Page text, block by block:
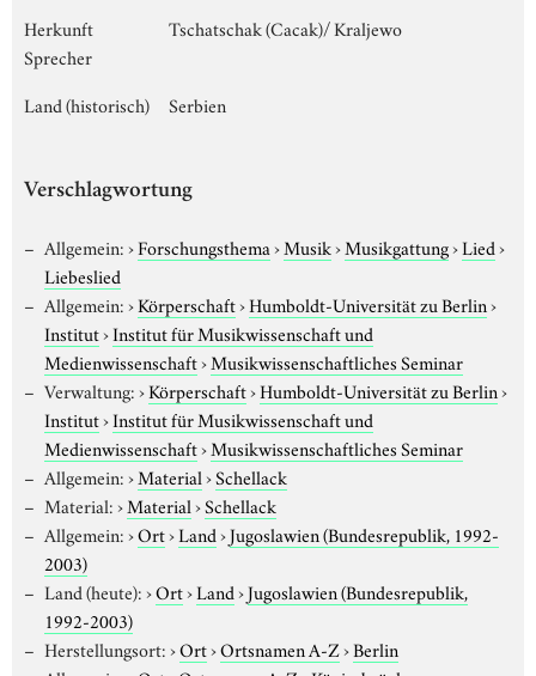
Herkunft
Sprecher
Tschatschak (Cacak)/ Kraljewo
Land (historisch) Serbien
Verschlagwortung
Allgemein:›Forschungsthema›Musik›Musikgattung›Lied›
Liebeslied
Allgemein:›Körperschaft›Humboldt-Universität zu Berlin›
Institut›Institut für Musikwissenschaft und
Medienwissenschaft›Musikwissenschaftliches Seminar
Verwaltung:›Körperschaft›Humboldt-Universität zu Berlin›
Institut›Institut für Musikwissenschaft und
Medienwissenschaft›Musikwissenschaftliches Seminar
Allgemein:›Material›Schellack
Material:›Material›Schellack
Allgemein:›Ort›Land›Jugoslawien (Bundesrepublik, 1992-
2003)
Land (heute):›Ort›Land›Jugoslawien (Bundesrepublik,
1992-2003)
Herstellungsort:›Ort›Ortsnamen A-Z›Berlin